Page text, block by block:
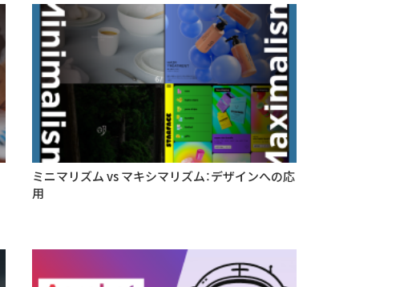
ミニマリズム vs マキシマリズム：デザインへの応
用